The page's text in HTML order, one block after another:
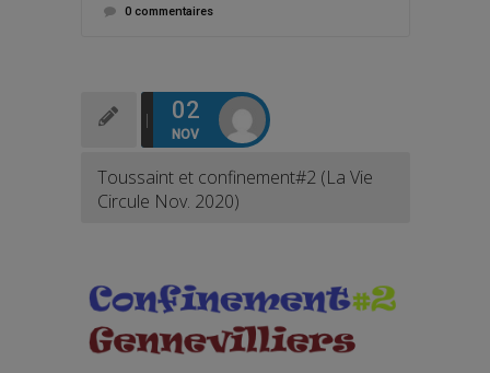
0 commentaires
02
NOV
Toussaint et confinement#2 (La Vie
Circule Nov. 2020)